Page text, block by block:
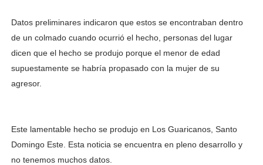
Datos preliminares indicaron que estos se encontraban dentro
de un colmado cuando ocurrió el hecho, personas del lugar
dicen que el hecho se produjo porque el menor de edad
supuestamente se habría propasado con la mujer de su
agresor.
Este lamentable hecho se produjo en Los Guaricanos, Santo
Domingo Este. Esta noticia se encuentra en pleno desarrollo y
no tenemos muchos datos.